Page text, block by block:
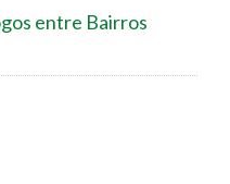
entre Bairros